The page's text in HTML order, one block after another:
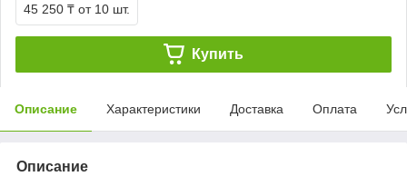
45 250 ₸ от 10 шт.
Купить
Описание Характеристики Доставка Оплата
Описание